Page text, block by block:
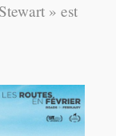
» est